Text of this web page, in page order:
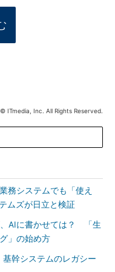
ITmedia, Inc. All Rights Reserved.
務システムでも「使え
ムズが日立と検証
、AIに書かせては？ 「生
」の始め方
基幹システムのレガシー